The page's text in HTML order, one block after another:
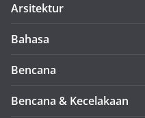
Arsitektur
Bahasa
Bencana
Bencana & Kecelakaan